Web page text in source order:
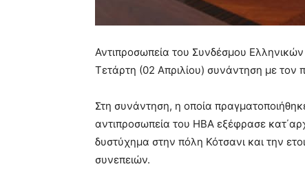
Αντιπροσωπεία του Συνδέσμου
Τετάρτη (02 Απριλίου) συνάντηση με τον
Στη συνάντηση, η οποία
αντιπροσωπεία του ΗΒΑ εξέφρασε
δυστύχημα στην πόλη Κότσανι και την
συνεπειών.